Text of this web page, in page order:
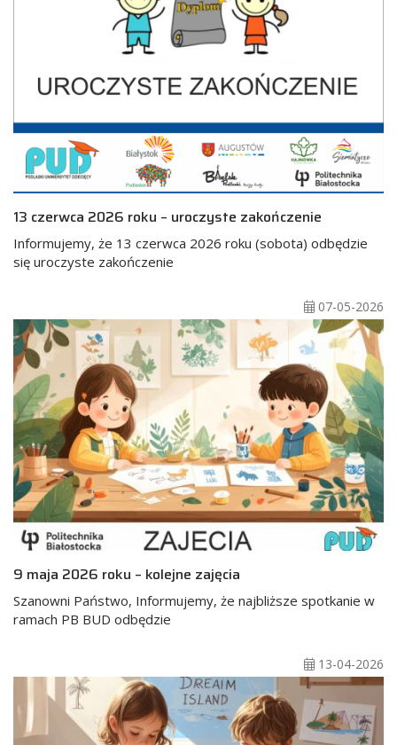
13 czerwca 2026 roku – uroczyste zakończenie
Informujemy, że 13 czerwca 2026 roku (sobota) odbędzie
się uroczyste zakończenie
07-05-2026
9 maja 2026 roku – kolejne zajęcia
Szanowni Państwo, Informujemy, że najbliższe spotkanie w
ramach PB BUD odbędzie
13-04-2026